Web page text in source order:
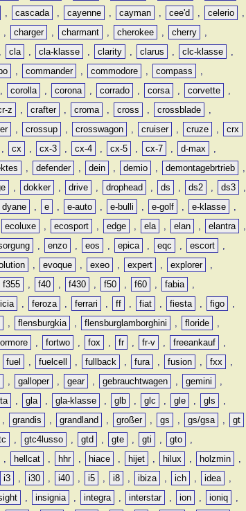
, cascada , cayenne , cayman , cee'd , celerio
,
, charger , charmant , cherokee , cherry
,
, cla , cla-klasse , clarity , clarus , clc-klasse
,
, commander , commodore , compass
,
, corolla , corona , corrado , corsa , corvette
,
z , crafter , croma , cross , crossblade
,
, crossup , crosswagon , cruiser , cruze ,
crx
, cx , cx-3 , cx-4 , cx-5 , cx-7 , d-max
,
, defender , dein , demio , demontagebrtrieb
,
, dokker , drive , drophead , ds , ds2 , ds3
,
dyane , e , e-auto , e-bulli , e-golf , e-klasse
,
ecoluxe , ecosport , edge , ela , elan , elantra
,
, enzo , eos , epica , eqc , escort
,
, evoque , exeo , expert , explorer
,
f355 , f40 , f430 , f50 , f60 , fabia
,
, feroza , ferrari , ff , fiat , fiesta , figo
,
, flensburgkia , flensburglamborghini , floride
,
, fortwo , fox , fr , fr-v , freeankauf
,
fuel , fuelcell , fullback , fura , fusion , fxx
,
, galloper , gear , gebrauchtwagen , gemini
,
, gla , gla-klasse , glb , glc , gle , gls
,
, grandis , grandland , großer , gs , gs/gsa ,
gt
, gtc4lusso , gtd , gte , gti , gto
,
, hellcat , hhr , hiace , hijet , hilux , holzmin
,
i3 , i30 , i40 , i5 , i8 , ibiza , ich , idea
,
, insignia , integra , interstar , ion , ioniq
,